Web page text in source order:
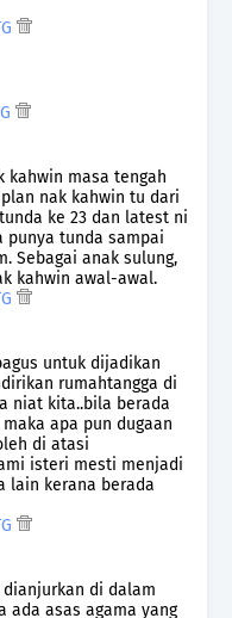
kahwin masa tengah
nak kahwin tu dari
ke 23 dan latest ni
punya tunda sampai
Sebagai anak sulung,
kahwin awal-awal.
untuk dijadikan
rumahtangga di
niat kita..bila berada
apa pun dugaan
di atasi
isteri mesti menjadi
lain kerana berada
di dalam
ada asas agama yang